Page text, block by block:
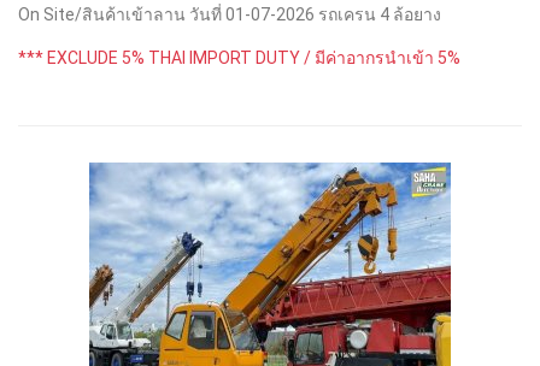
On Site/สินค้าเข้าลาน วันที่ 01-07-2026 รถเครน 4 ล้อยาง
*** EXCLUDE 5% THAI IMPORT DUTY / มีค่าอากรนำเข้า 5%